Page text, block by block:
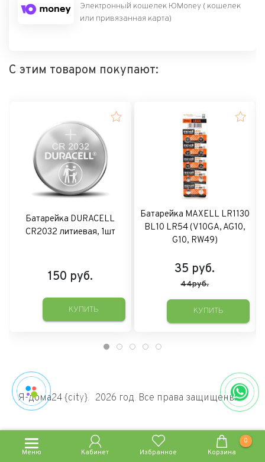
Электронный кошелек ЮMoney ( кошелек
или привязанная карта)
С этим товаром покупают:
Батарейка DURACELL
CR2032 литиевая, 1шт
150 руб.
КУПИТЬ
Батарейка MAXELL LR1130
BL10 LR54 (V10GA, AG10,
G10, RW49)
35 руб.
44руб.
КУПИТЬ
Я-дома24 {city}. 2026 год. Все права защищены.
Меню Кабинет Избранное Корзина
0